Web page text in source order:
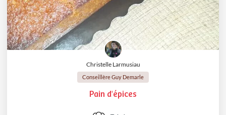
Christelle Larmusiau
Conseillère Guy Demarle
Pain d'épices